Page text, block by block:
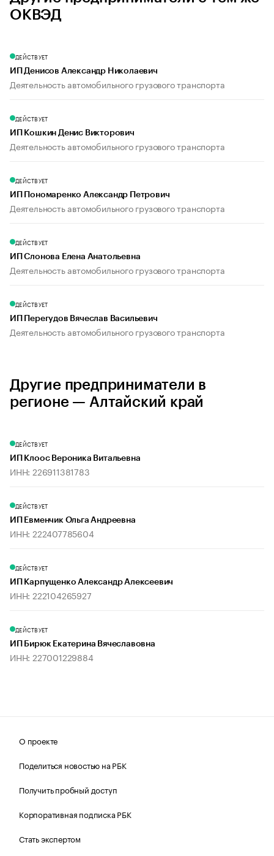
ОКВЭД
ДЕЙСТВУЕТ
ИП Денисов Александр Николаевич
Деятельность автомобильного грузового транспорта
ДЕЙСТВУЕТ
ИП Кошкин Денис Викторович
Деятельность автомобильного грузового транспорта
ДЕЙСТВУЕТ
ИП Пономаренко Александр Петрович
Деятельность автомобильного грузового транспорта
ДЕЙСТВУЕТ
ИП Слонова Елена Анатольевна
Деятельность автомобильного грузового транспорта
ДЕЙСТВУЕТ
ИП Перегудов Вячеслав Васильевич
Деятельность автомобильного грузового транспорта
Другие предприниматели в
регионе — Алтайский край
ДЕЙСТВУЕТ
ИП Клоос Вероника Витальевна
ИНН: 226911381783
ДЕЙСТВУЕТ
ИП Евменчик Ольга Андреевна
ИНН: 222407785604
ДЕЙСТВУЕТ
ИП Карпущенко Александр Алексеевич
ИНН: 222104265927
ДЕЙСТВУЕТ
ИП Бирюк Екатерина Вячеславовна
ИНН: 227001229884
О проекте
Поделиться новостью на РБК
Получить пробный доступ
Корпоративная подписка РБК
Стать экспертом